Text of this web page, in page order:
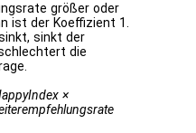
größer oder
ist der Koeffizient 1.
sinkt der
die
×